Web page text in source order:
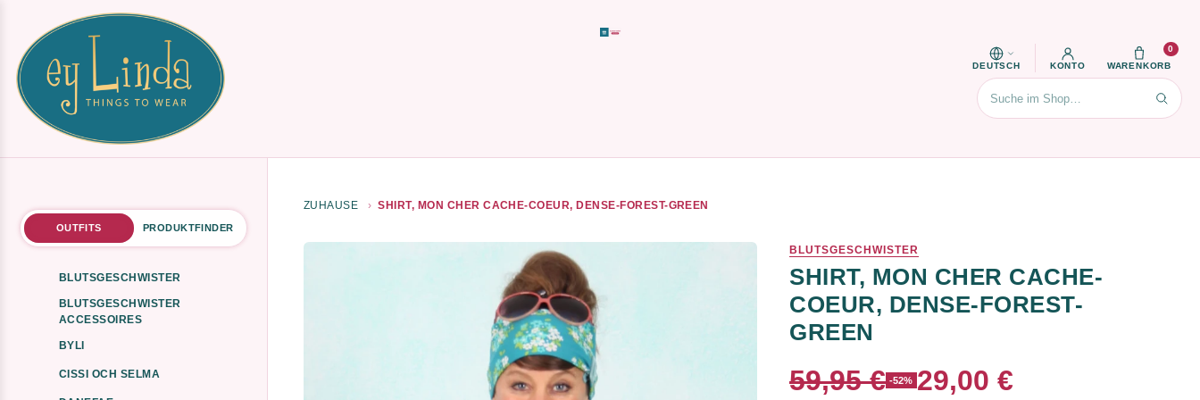
DEUTSCH KONTO WARENKORB
0
Suchen
OUTFITS PRODUKTFINDER
BLUTSGESCHWISTER
BLUTSGESCHWISTER
ACCESSOIRES
BYLI
CISSI OCH SELMA
ZUHAUSE SHIRT, MON CHER CACHE-COEUR, DENSE-FOREST-GREEN
BLUTSGESCHWISTER
SHIRT, MON CHER CACHE-
COEUR, DENSE-FOREST-
GREEN
59,95 € -52% 29,00 €